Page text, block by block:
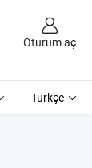
Oturum aç
Türkçe